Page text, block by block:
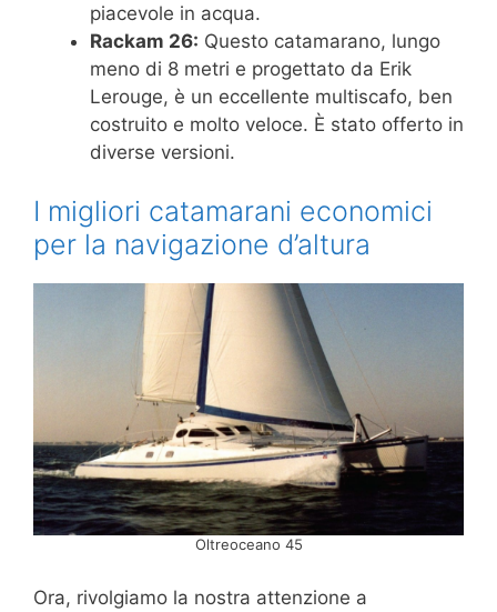
piacevole in acqua.
Rackam 26: Questo catamarano, lungo
meno di 8 metri e progettato da Erik
Lerouge, è un eccellente multiscafo, ben
costruito e molto veloce. È stato offerto in
diverse versioni.
I migliori catamarani economici
per la navigazione d’altura
Oltreoceano 45
Ora, rivolgiamo la nostra attenzione a